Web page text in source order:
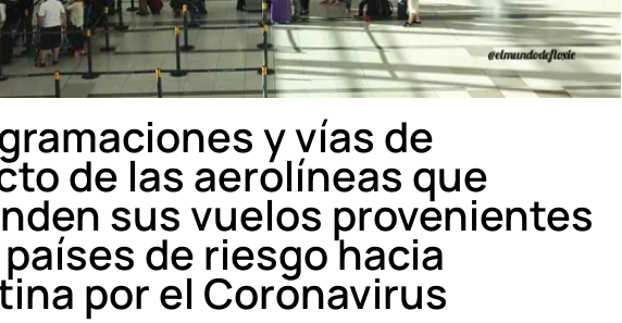
y vías de
de las aerolíneas que
sus vuelos provenientes
de riesgo hacia
por el Coronavirus